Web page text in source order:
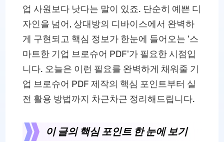
업 사원보다 낫다는 말이 있죠. 단순히 예쁜 디
자인을 넘어, 상대방의 디바이스에서 완벽하
게 구현되고 핵심 정보가 한눈에 들어오는 '스
마트한 기업 브로슈어 PDF'가 필요한 시점입
니다. 오늘은 이런 필요를 완벽하게 채워줄 기
업 브로슈어 PDF 제작의 핵심 포인트부터 실
전 활용 방법까지 차근차근 정리해드립니다.
이 글의 핵심 포인트 한 눈에 보기